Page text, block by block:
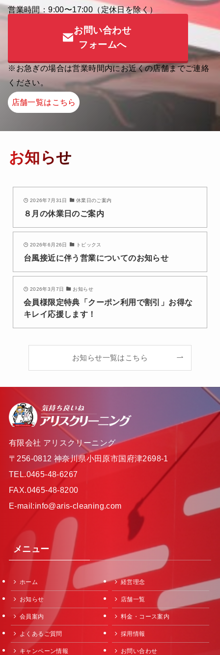
営業時間：9:00〜17:00（定休日を除く）
お問い合わせ
フォームへ
※お急ぎの場合は営業時間内にお近くの店舗までご連絡
ください。
店舗一覧はこちら
お知らせ
2026年7月31日 休業日のご案内
８月の休業日のご案内
2026年6月26日 トピックス
台風接近に伴う営業についてのお知らせ
2026年3月7日 お知らせ
会員様限定特典「クーポン利用で割引」お得な
キレイ応援します！
お知らせ一覧はこちら
有限会社 アリスクリーニング
〒256-0812 神奈川県小田原市国府津2698-1
TEL.0465-48-6267
FAX.0465-48-8200
E-mail:info@aris-cleaning.com
メニュー
ホーム 経営理念
お知らせ 店舗一覧
会員案内 料金・コース案内
よくあるご質問 採用情報
キャンペーン情報 お問い合わせ